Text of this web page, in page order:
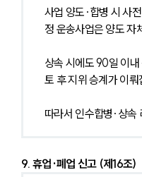
사업 양도·합병 시 사
정 운송사업은 양도 자
상속 시에도 90일 이
토 후 지위 승계가 이뤄
따라서 인수합병·상속
9. 휴업·폐업 신고 (제16조)